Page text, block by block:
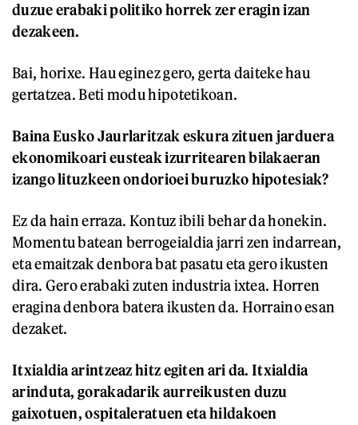
duzue erabaki politiko horrek zer eragin izan
dezakeen.
Bai, horixe. Hau eginez gero, gerta daiteke hau
gertatzea. Beti modu hipotetikoan.
Baina Eusko Jaurlaritzak eskura zituen jarduera
ekonomikoari eusteak izurritearen bilakaeran
izango lituzkeen ondorioei buruzko hipotesiak?
Ez da hain erraza. Kontuz ibili behar da honekin.
Momentu batean berrogeialdia jarri zen indarrean,
eta emaitzak denbora bat pasatu eta gero ikusten
dira. Gero erabaki zuten industria ixtea. Horren
eragina denbora batera ikusten da. Horraino esan
dezaket.
Itxialdia arintzeaz hitz egiten ari da. Itxialdia
arinduta, gorakadarik aurreikusten duzu
gaixotuen, ospitaleratuen eta hildakoen